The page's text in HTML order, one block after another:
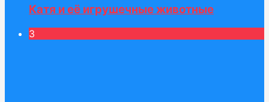
Катя и её игрушечные животные
3